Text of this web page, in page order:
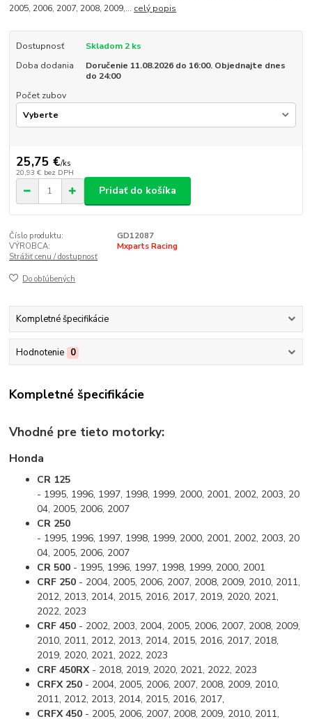
2005, 2006, 2007, 2008, 2009,... celý popis
Dostupnosť
Skladom 2 ks
Doba dodania
Doručenie 11.08.2026 do 16:00. Objednajte dnes
do 24:00
Počet zubov
25,75 €/ks
20,93 € bez DPH
Pridať do košíka
Číslo produktu:
GD12087
VÝROBCA:
Mxparts Racing
Strážiť cenu / dostupnosť
Do obľúbených
Kompletné špecifikácie
Hodnotenie 0
Kompletné špecifikácie
Vhodné pre tieto motorky:
Honda
CR 125
- 1995, 1996, 1997, 1998, 1999, 2000, 2001, 2002, 2003, 20
04, 2005, 2006, 2007
CR 250
- 1995, 1996, 1997, 1998, 1999, 2000, 2001, 2002, 2003, 20
04, 2005, 2006, 2007
CR 500 - 1995, 1996, 1997, 1998, 1999, 2000, 2001
CRF 250 - 2004, 2005, 2006, 2007, 2008, 2009, 2010, 2011,
2012, 2013, 2014, 2015, 2016, 2017, 2019, 2020, 2021,
2022, 2023
CRF 450 - 2002, 2003, 2004, 2005, 2006, 2007, 2008, 2009,
2010, 2011, 2012, 2013, 2014, 2015, 2016, 2017, 2018,
2019, 2020, 2021, 2022, 2023
CRF 450RX- 2018, 2019, 2020, 2021, 2022, 2023
CRFX 250 - 2004, 2005, 2006, 2007, 2008, 2009, 2010,
2011, 2012, 2013, 2014, 2015, 2016, 2017,
CRFX 450 - 2005, 2006, 2007, 2008, 2009, 2010, 2011,